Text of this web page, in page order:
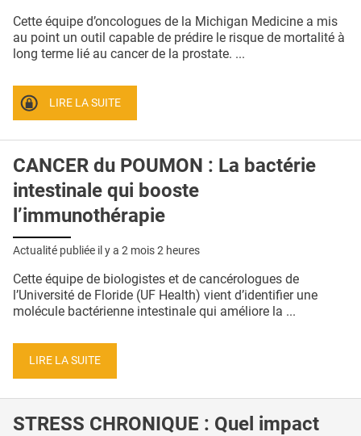
QUI SOMMES-NOUS ?
CONDITIONS GÉNÉRALES
CRÉDITS
Cette équipe d’oncologues de la Michigan Medicine a mis
au point un outil capable de prédire le risque de mortalité à
long terme lié au cancer de la prostate. ...
LIRE LA SUITE
CANCER du POUMON : La bactérie
intestinale qui booste
l’immunothérapie
Actualité publiée il y a 2 mois 2 heures
Cette équipe de biologistes et de cancérologues de
l’Université de Floride (UF Health) vient d’identifier une
molécule bactérienne intestinale qui améliore la ...
LIRE LA SUITE
STRESS CHRONIQUE : Quel impact